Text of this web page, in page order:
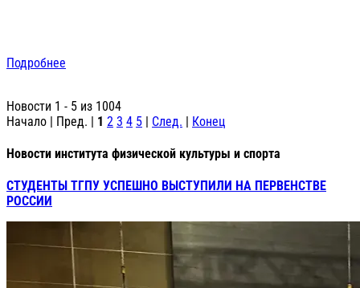
Подробнее
Новости 1 - 5 из 1004
Начало | Пред. | 1 2 3 4 5 | След. | Конец
Новости института физической культуры и спорта
СТУДЕНТЫ ТГПУ УСПЕШНО ВЫСТУПИЛИ НА ПЕРВЕНСТВЕ
РОССИИ